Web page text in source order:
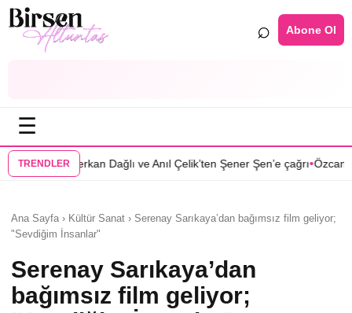
⌕ Abone Ol
☰
TRENDLER
Dağlı ve Anıl Çelik’ten Şener Şen’e çağrı•Özcan Deniz: Erkeklerin
Ana Sayfa › Kültür Sanat › Serenay Sarıkaya’dan bağımsız film geliyor;
"Sevdiğim İnsanlar"
Serenay Sarıkaya’dan
bağımsız film geliyor;